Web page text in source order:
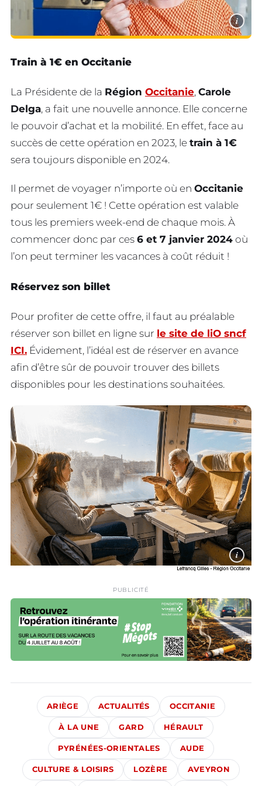
i
Train à 1€ en Occitanie
La Présidente de la Région Occitanie, Carole
Delga, a fait une nouvelle annonce. Elle concerne
le pouvoir d’achat et la mobilité. En effet, face au
succès de cette opération en 2023, le train à 1€
sera toujours disponible en 2024.
Il permet de voyager n’importe où en Occitanie
pour seulement 1€ ! Cette opération est valable
tous les premiers week-end de chaque mois. À
commencer donc par ces 6 et 7 janvier 2024 où
l’on peut terminer les vacances à coût réduit !
Réservez son billet
Pour profiter de cette offre, il faut au préalable
réserver son billet en ligne sur le site de liO sncf
ICI. Évidement, l’idéal est de réserver en avance
afin d’être sûr de pouvoir trouver des billets
disponibles pour les destinations souhaitées.
i
PUBLICITÉ
ARIÈGE ACTUALITÉS OCCITANIE
À LA UNE GARD HÉRAULT
PYRÉNÉES-ORIENTALES AUDE
CULTURE & LOISIRS LOZÈRE AVEYRON